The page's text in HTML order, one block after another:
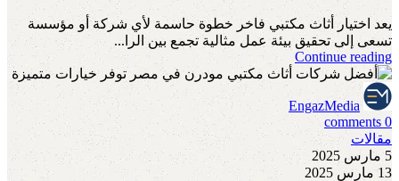
يعد اختيار أثاث مكتبي فاخر خطوة حاسمة لأي شركة أو مؤسسة
تسعى إلى تحقيق بيئة عمل مثالية تجمع بين الرا...
Continue reading
EngazMedia
0
comments
مقالات
5 مارس 2025
13 مارس 2025